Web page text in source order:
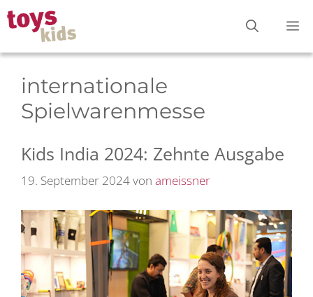
Zum
Inhalt
springen
internationale
Spielwarenmesse
Kids India 2024: Zehnte Ausgabe
19. September 2024von ameissner